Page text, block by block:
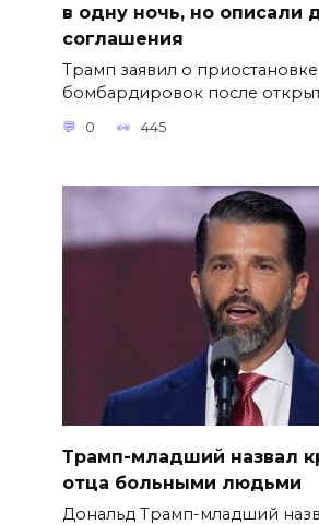
в одну ночь, но описали
соглашения
Трамп заявил о приостановке
бомбардировок после
0 445
Трамп-младший назвал
отца больными людьми
Дональд Трамп-младший